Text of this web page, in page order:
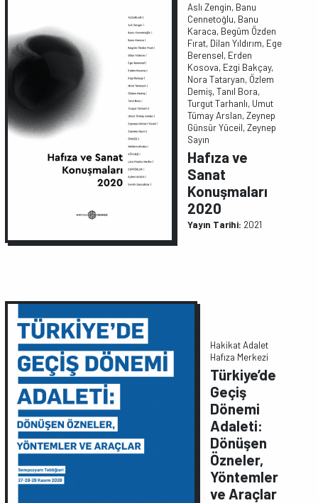
Aslı Zengin, Banu
Cennetoğlu, Banu
Karaca, Begüm Özden
Fırat, Dilan Yıldırım, Ege
Berensel, Erden
Kosova, Ezgi Bakçay,
Nora Tataryan, Özlem
Demiş, Tanıl Bora,
Turgut Tarhanlı, Umut
Tümay Arslan, Zeynep
Günsür Yüceil, Zeynep
Sayın
Hafıza ve
Sanat
Konuşmaları
2020
Yayın Tarihi: 2021
Hakikat Adalet
Hafıza Merkezi
Türkiye’de
Geçiş
Dönemi
Adaleti:
Dönüşen
Özneler,
Yöntemler
ve Araçlar